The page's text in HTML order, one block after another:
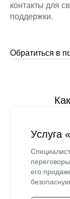
контакты для
поддержки.
Обратиться в
Услуга
его